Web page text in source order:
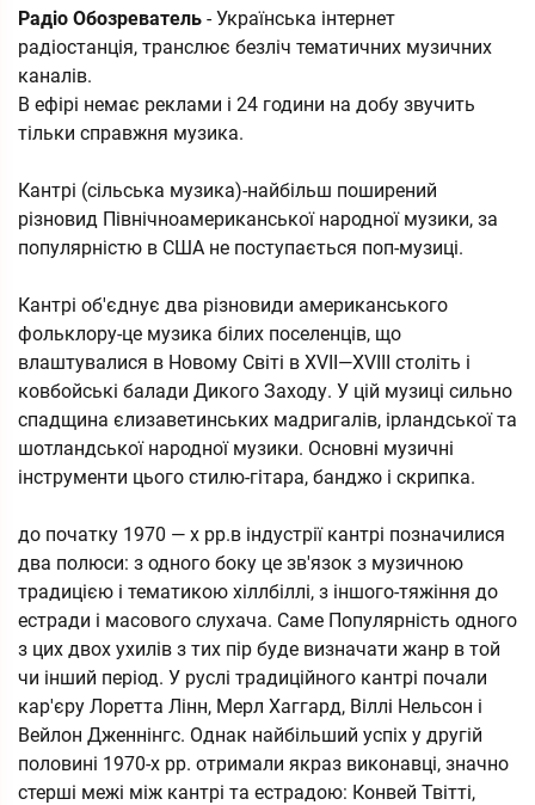
Радіо Обозреватель - Українська інтернет
радіостанція, транслює безліч тематичних музичних
каналів.
В ефірі немає реклами і 24 години на добу звучить
тільки справжня музика.
Кантрі (сільська музика)-найбільш поширений
різновид Північноамериканської народної музики, за
популярністю в США не поступається поп-музиці.
Кантрі об'єднує два різновиди американського
фольклору-це музика білих поселенців, що
влаштувалися в Новому Світі в XVII—XVIII століть і
ковбойські балади Дикого Заходу. У цій музиці сильно
спадщина єлизаветинських мадригалів, ірландської та
шотландської народної музики. Основні музичні
інструменти цього стилю-гітара, банджо і скрипка.
до початку 1970 — х рр.в індустрії кантрі позначилися
два полюси: з одного боку це зв'язок з музичною
традицією і тематикою хіллбіллі, з іншого-тяжіння до
естради і масового слухача. Саме Популярність одного
з цих двох ухилів з тих пір буде визначати жанр в той
чи інший період. У руслі традиційного кантрі почали
кар'єру Лоретта Лінн, Мерл Хаггард, Віллі Нельсон і
Вейлон Дженнінгс. Однак найбільший успіх у другій
половині 1970-х рр. отримали якраз виконавці, значно
стерші межі між кантрі та естрадою: Конвей Твітті,